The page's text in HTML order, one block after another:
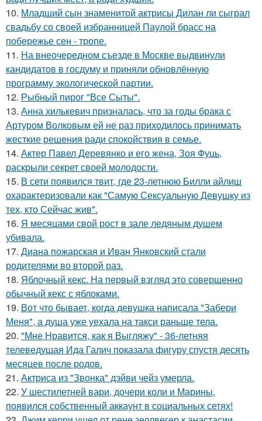
10. Младший сын знаменитой актрисы Дилан ли сыграл
свадьбу со своей избранницей Паулой брасс на
побережье сен - тропе.
11. На внеочередном съезде в Москве выдвинули
кандидатов в госдуму и приняли обновлённую
программу экологической партии.
12. Рыбный пирог "Все Сыты".
13. Анна хилькевич призналась, что за годы брака с
Артуром Волковым ей не раз приходилось принимать
жесткие решения ради спокойствия в семье.
14. Актер Павел Деревянко и его жена, Зоя Фуць,
раскрыли секрет своей молодости.
15. В сети появился твит, где 23-летнюю Билли айлиш
охарактеризовали как "Самую Сексуальную Девушку из
тех, кто Сейчас жив".
16. Я месяцами свой рост в зале ледяным душем
убивала.
17. Диана пожарская и Иван Янковский стали
родителями во второй раз.
18. Яблочный кекс. На первый взгляд это совершенно
обычный кекс с яблоками.
19. Вот что бывает, когда девушка написала "Забери
Меня", а душа уже уехала на такси раньше тела.
20. "Мне Нравится, как я Выгляжу" - 36-летняя
телеведущая Ида Галич показала фигуру спустя десять
месяцев после родов.
21. Актриса из "Звонка" дэйви чейз умерла.
22. У шестилетней вари, дочери коли и Марины,
появился собственный аккаунт в социальных сетях!